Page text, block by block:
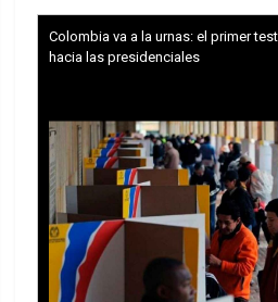
Colombia va a la urnas: el primer
hacia las presidenciales